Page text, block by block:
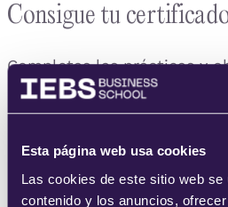
Esta página web usa cookies
Las cookies de este sitio web
contenido y los anuncios,
Consigue tu
Completas las prácticas y
acreditativo de IEBS.